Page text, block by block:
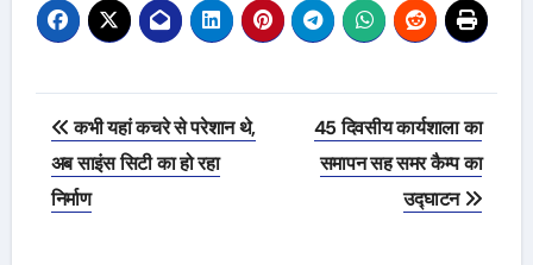
Post
navigation
कभी यहां कचरे से परेशान थे,
अब साइंस सिटी का हो रहा
निर्माण
45 दिवसीय कार्यशाला का
समापन सह समर कैम्प का
उद्घाटन